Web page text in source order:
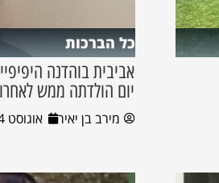
כל הברכות
אביבית בוהדנה
יום הולדתה ממש
מירב בן יאיר אוגוסט 4, 2026